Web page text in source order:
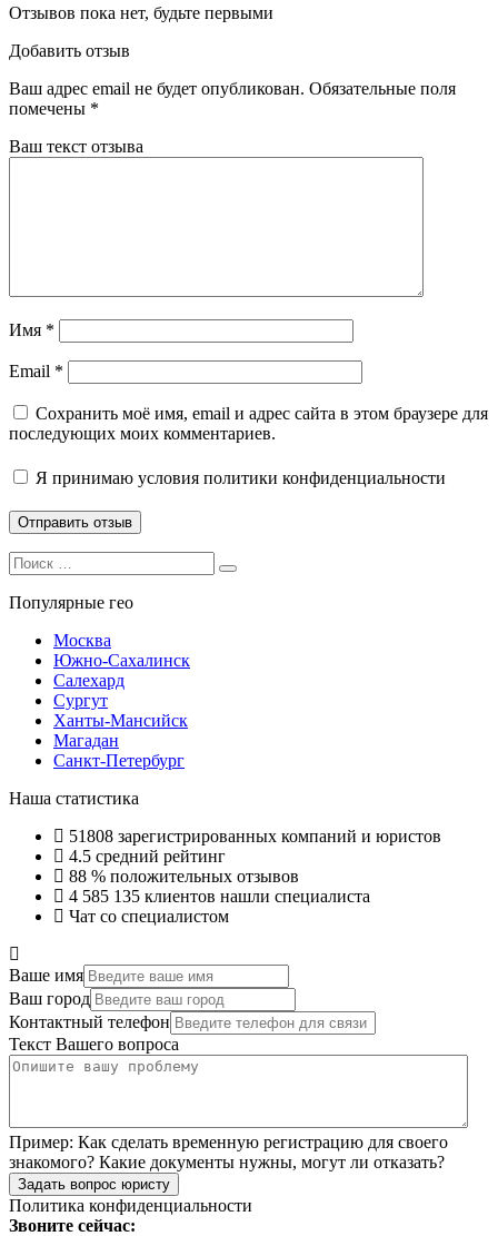
Отзывов пока нет, будьте первыми
Добавить отзыв
Ваш адрес email не будет опубликован. Обязательные поля
помечены *
Ваш текст отзыва
Имя *
Email *
Сохранить моё имя, email и адрес сайта в этом браузере для
последующих моих комментариев.
Я принимаю условия политики конфиденциальности
Search
for:
Search
Популярные гео
Москва
Южно-Сахалинск
Салехард
Сургут
Ханты-Мансийск
Магадан
Санкт-Петербург
Наша статистика
51808 зарегистрированных компаний и юристов
4.5 средний рейтинг
88 % положительных отзывов
4 585 135 клиентов нашли специалиста
Чат со специалистом
Ваше имя
Ваш город
Контактный телефон
Текст Вашего вопроса
Пример: Как сделать временную регистрацию для своего
знакомого? Какие документы нужны, могут ли отказать?
Задать вопрос юристу
Политика конфиденциальности
Звоните сейчас: